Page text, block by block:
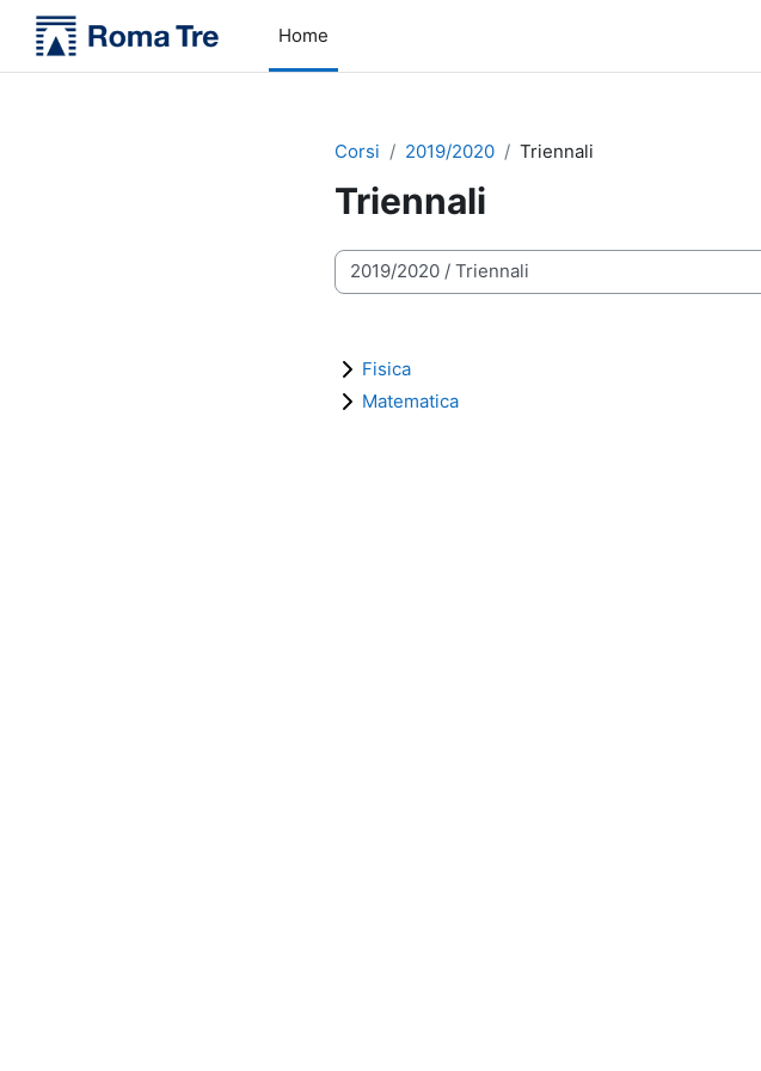
Vai al contenuto principale
Home
Corsi 2019/2020 Triennali
Triennali
Categorie di corso
Fisica
Matematica